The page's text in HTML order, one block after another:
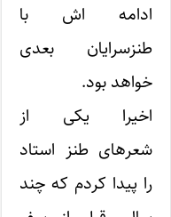
ادامه اش با
طنزسرایان بعدی
خواهد بود.
اخیرا یکی از
شعرهای طنز استاد
را پیدا کردم که چند